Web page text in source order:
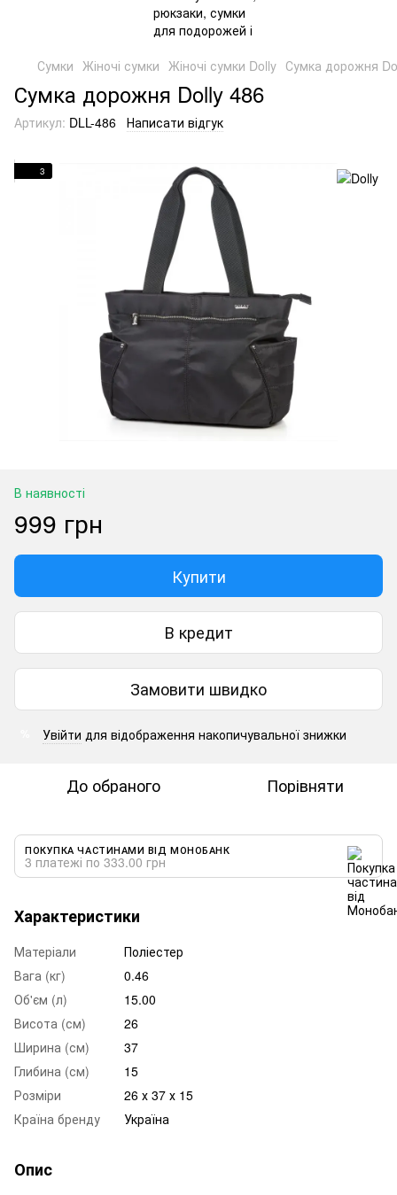
Сумки Жіночі сумки Жіночі сумки Dolly Сумка дорожня
Сумка дорожня Dolly 486
Артикул: DLL-486 Написати відгук
3
В наявності
999 грн
Купити
В кредит
Замовити швидко
Увійти для відображення накопичувальної знижки
До обраного Порівняти
ПОКУПКА ЧАСТИНАМИ ВІД МОНОБАНК
3 платежі по 333.00 грн
Характеристики
Матеріали
Поліестер
Вага (кг)
0.46
Об'єм (л)
15.00
Висота (см)
26
Ширина (см)
37
Глибина (см)
15
Розміри
26 х 37 х 15
Країна бренду
Україна
Опис